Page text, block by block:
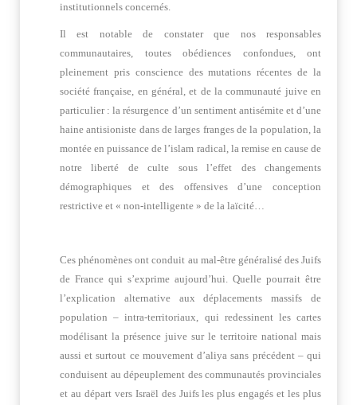
institutionnels concernés.
Il est notable de constater que nos responsables
communautaires, toutes obédiences confondues, ont
pleinement pris conscience des mutations récentes de la
société française, en général, et de la communauté juive en
particulier : la résurgence d’un sentiment antisémite et d’une
haine antisioniste dans de larges franges de la population, la
montée en puissance de l’islam radical, la remise en cause de
notre liberté de culte sous l’effet des changements
démographiques et des offensives d’une conception
restrictive et « non-intelligente » de la laïcité…
Ces phénomènes ont conduit au mal-être généralisé des Juifs
de France qui s’exprime aujourd’hui. Quelle pourrait être
l’explication alternative aux déplacements massifs de
population – intra-territoriaux, qui redessinent les cartes
modélisant la présence juive sur le territoire national mais
aussi et surtout ce mouvement d’aliya sans précédent – qui
conduisent au dépeuplement des communautés provinciales
et au départ vers Israël des Juifs les plus engagés et les plus